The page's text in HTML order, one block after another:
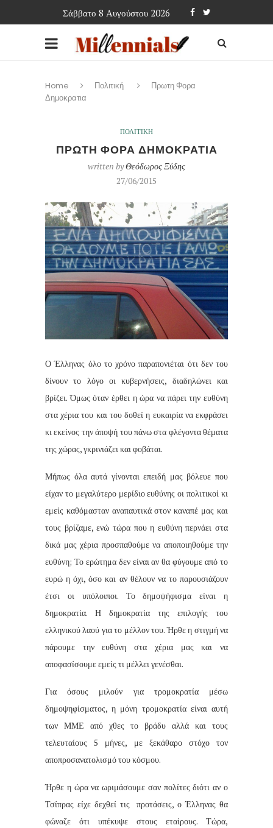
Σάββατο 8 Αυγούστου 2026
Home Πολιτική
Πρωτη Φορα
Δημοκρατια
ΠΟΛΙΤΙΚΗ
ΠΡΩΤΗ ΦΟΡΑ ΔΗΜΟΚΡΑΤΙΑ
written byΘεόδωρος Ξύδης
27/06/2015
Ο Έλληνας όλο το χρόνο παραπονιέται ότι δεν του
δίνουν το λόγο οι κυβερνήσεις, διαδηλώνει και
βρίζει. Όμως όταν έρθει η ώρα να πάρει την ευθύνη
στα χέρια του και του δοθεί η ευκαιρία να εκφράσει
κι εκείνος την άποψή του πάνω στα φλέγοντα θέματα
της χώρας, γκρινιάζει και φοβάται.
Μήπως όλα αυτά γίνονται επειδή μας βόλευε που
είχαν το μεγαλύτερο μερίδιο ευθύνης οι πολιτικοί κι
εμείς καθόμασταν αναπαυτικά στον καναπέ μας και
τους βρίζαμε, ενώ τώρα που η ευθύνη περνάει στα
δικά μας χέρια προσπαθούμε να αποποιηθούμε την
ευθύνη; Το ερώτημα δεν είναι αν θα φύγουμε από το
ευρώ η όχι, όσο και αν θέλουν να το παρουσιάζουν
έτσι οι υπόλοιποι. Το δημοψήφισμα είναι η
δημοκρατία. Η δημοκρατία της επιλογής του
ελληνικού λαού για το μέλλον του. Ήρθε η στιγμή να
πάρουμε την ευθύνη στα χέρια μας και να
αποφασίσουμε εμείς τι μέλλει γενέσθαι.
Για όσους μιλούν για τρομοκρατία μέσω
δημοψηφίσματος, η μόνη τρομοκρατία είναι αυτή
των ΜΜΕ από χθες το βράδυ αλλά και τους
τελευταίους 5 μήνες, με ξεκάθαρο στόχο τον
αποπροσανατολισμό του κόσμου.
Ήρθε η ώρα να ωριμάσουμε σαν πολίτες διότι αν ο
Τσίπρας είχε δεχθεί τις προτάσεις, ο Έλληνας θα
φώναζε ότι υπέκυψε στους εταίρους. Τώρα,